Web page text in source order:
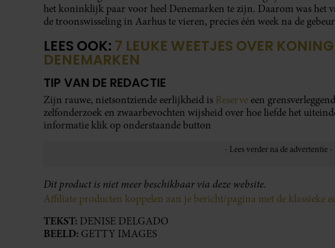
het koninklijk paar voor heel Denemarken te zijn. Daarom was het
de troonswisseling in Aarhus te vieren, precies één week na de
LEES OOK: 7 LEUKE WEETJES OVER
DENEMARKEN
TIP VAN DE REDACTIE
Zijn rauwe, nietsontziende eerlijkheid is Reserve een
zelfonderzoek en zwaarbevochten wijsheid over hoe liefde het
informatie klik op onderstaande button
Dit product is niet meer beschikbaar via deze website.
Affiliate producten koppelen aan je bericht/pagina met de klassieke
TEKST: DENISE DELGADO
BEELD: GETTY IMAGES